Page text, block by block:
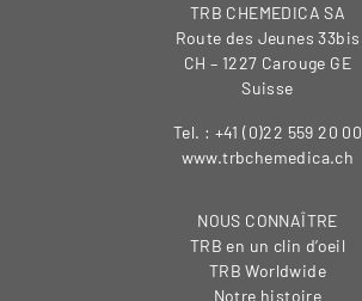
TRB CHEMEDICA SA
Route des Jeunes 33bis
CH – 1227 Carouge GE
Suisse
Tel. : +41 (0)22 559 20 00
www.trbchemedica.ch
NOUS CONNAÎTRE
TRB en un clin d’oeil
TRB Worldwide
Notre histoire